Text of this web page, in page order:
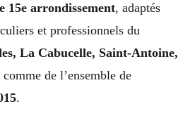
15e arrondissement, adaptés
et professionnels du
La Cabucelle, Saint-Antoine,
comme de l’ensemble de
.